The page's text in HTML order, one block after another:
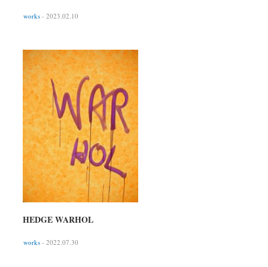
works - 2023.02.10
HEDGE WARHOL
works - 2022.07.30